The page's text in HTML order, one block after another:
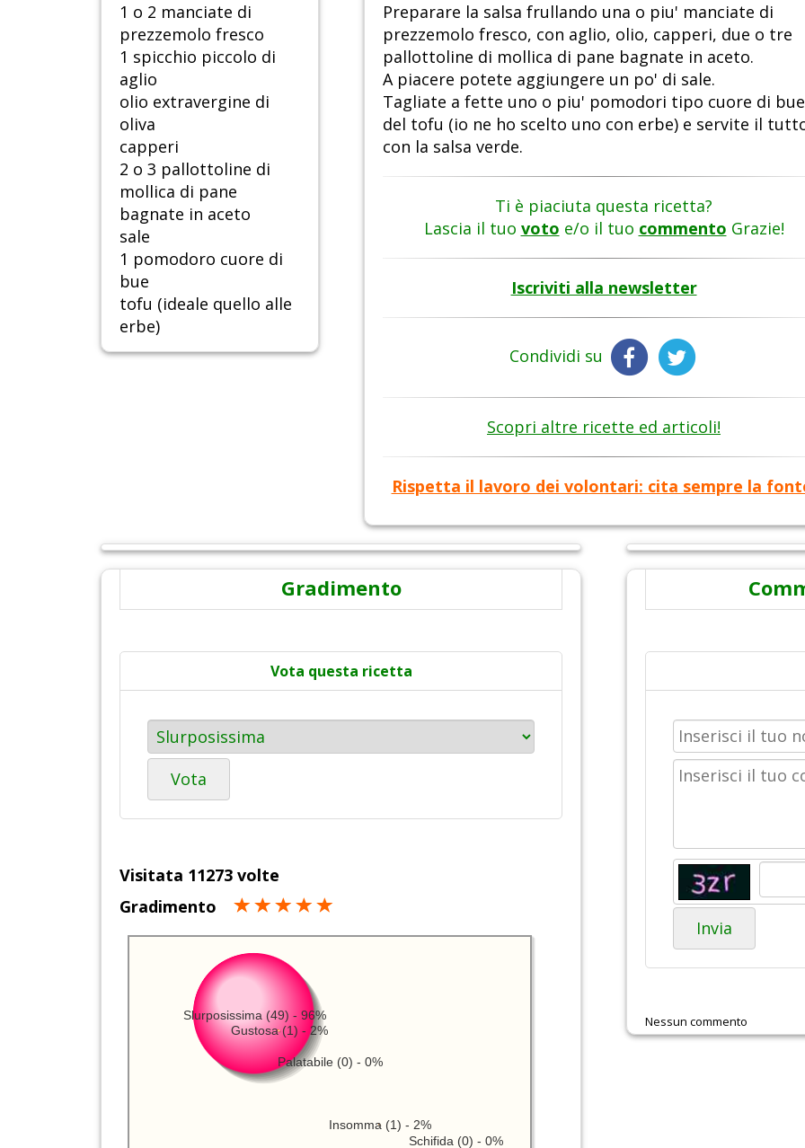
1 o 2 manciate di
prezzemolo fresco
1 spicchio piccolo di
aglio
olio extravergine di
oliva
capperi
2 o 3 pallottoline di
mollica di pane
bagnate in aceto
sale
1 pomodoro cuore di
bue
tofu (ideale quello alle
erbe)
Preparare la salsa frullando una o piu' manciate di
prezzemolo fresco, con aglio, olio, capperi, due o tre
pallottoline di mollica di pane bagnate in aceto.
A piacere potete aggiungere un po' di sale.
Tagliate a fette uno o piu' pomodori tipo cuore di
del tofu (io ne ho scelto uno con erbe) e servite il
con la salsa verde.
Ti è piaciuta questa ricetta?
Lascia il tuo voto e/o il tuo commento Grazie!
Iscriviti alla newsletter
Condividi su
Scopri altre ricette ed articoli!
Rispetta il lavoro dei volontari: cita sempre la
Gradimento
Vota questa ricetta
Vota
Visitata 11273 volte
Gradimento
Slurposissima (49) - 96%
Insomma (1) - 2%
Gustosa (1) - 2%
Schifida (0) - 0%
Palatabile (0) - 0%
Invia
Nessun commento